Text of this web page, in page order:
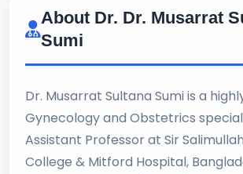
About Dr. Dr. Musarrat
Sumi
Dr. Musarrat Sultana Sumi is a
Gynecology and Obstetrics
Assistant Professor at Sir
College & Mitford Hospital,